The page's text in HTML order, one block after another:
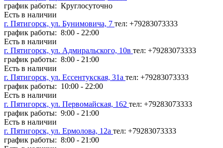
график работы: Круглосуточно
Есть в наличии
г. Пятигорск, ул. Бунимовича, 7 тел: +79283073333
график работы: 8:00 - 22:00
Есть в наличии
г. Пятигорск, ул. Адмиральского, 10в тел: +79283073333
график работы: 8:00 - 21:00
Есть в наличии
г. Пятигорск, ул. Ессентукская, 31а тел: +79283073333
график работы: 10:00 - 22:00
Есть в наличии
г. Пятигорск, ул. Первомайская, 162 тел: +79283073333
график работы: 9:00 - 21:00
Есть в наличии
г. Пятигорск, ул. Ермолова, 12а тел: +79283073333
график работы: 8:00 - 21:00